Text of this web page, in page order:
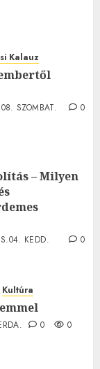
Kalauz
SZOMBAT.
0
– Milyen
KEDD.
0
Kultúra
0 0